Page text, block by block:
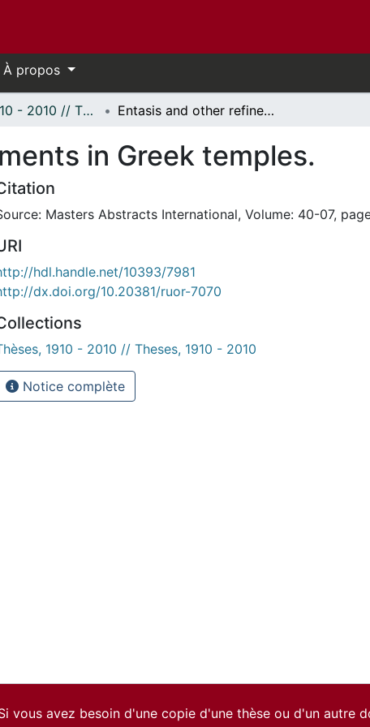
À propos
Thèses, 1910 - 2010 // Theses, 1910 - 2010 Entasis and other refinements in Greek temples.
in Greek temples.
Masters Abstracts International, Volume: 40-07,
hdl.handle.net/10393/7981
dx.doi.org/10.20381/ruor-7070
1910 - 2010 // Theses, 1910 - 2010
Notice complète
vous avez besoin d'une copie d'une thèse ou d'un autre